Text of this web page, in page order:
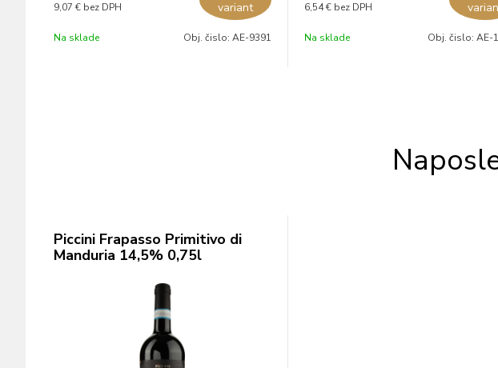
9,07 € bez DPH
variant
Na sklade Obj. čislo: AE-9391
6,54 € bez DPH
Na sklade Obj. čislo: AE-
Piccini Frapasso Primitivo di
Manduria 14,5% 0,75l